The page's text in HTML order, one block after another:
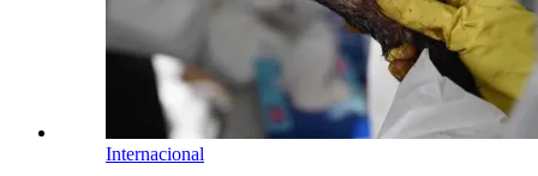
Internacional